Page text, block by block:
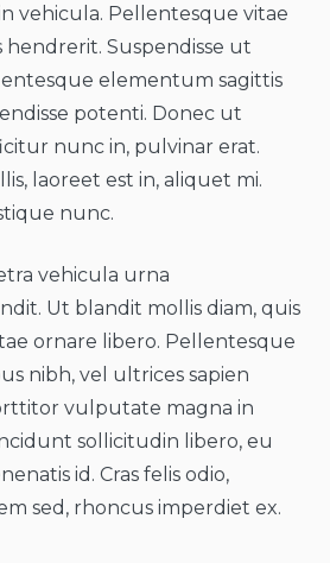
vehicula. Pellentesque vitae
hendrerit. Suspendisse ut
elementum sagittis
potenti. Donec ut
nunc in, pulvinar erat.
laoreet est in, aliquet mi.
nunc.
vehicula urna
Ut blandit mollis diam, quis
ornare libero. Pellentesque
nibh, vel ultrices sapien
vulputate magna in
sollicitudin libero, eu
id. Cras felis odio,
sed, rhoncus imperdiet ex.